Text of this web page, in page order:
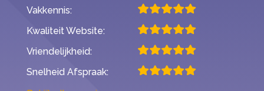
Vakkennis:
Kwaliteit Website:
Vriendelijkheid:
Snelheid Afspraak: